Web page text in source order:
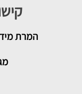
המרת